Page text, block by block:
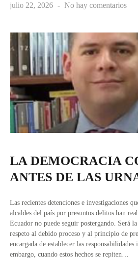
julio 22, 2026 No hay comentarios
LA DEMOCRACIA
ANTES DE LAS
Las recientes detenciones e investigaciones
alcaldes del país por presuntos delitos han
Ecuador no puede seguir postergando. Será
respeto al debido proceso y al principio de
encargada de establecer las
embargo, cuando estos hechos se repiten…